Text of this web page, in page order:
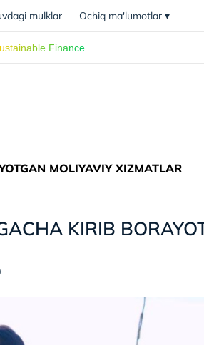
mulklar Ochiq ma'lumotlar ▾
Finance
MOLIYAVIY XIZMATLAR
KIRIB